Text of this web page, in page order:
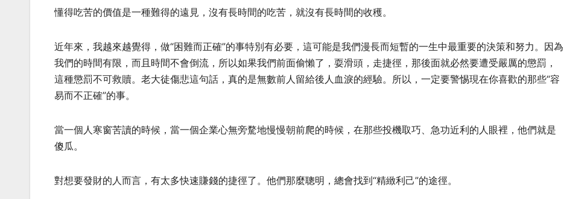
懂得吃苦的價值是一種難得的遠見，沒有長時間的吃苦，就沒有長時間的收穫。
近年來，我越來越覺得，做“困難而正確”的事特別有必要，這可能是我們漫長而短暫的一生中最重要的決策和努力。因為
我們的時間有限，而且時間不會倒流，所以如果我們前面偷懶了，耍滑頭，走捷徑，那後面就必然要遭受嚴厲的懲罰，
這種懲罰不可救贖。老大徒傷悲這句話，真的是無數前人留給後人血淚的經驗。所以，一定要警惕現在你喜歡的那些“容
易而不正確”的事。
當一個人寒窗苦讀的時候，當一個企業心無旁騖地慢慢朝前爬的時候，在那些投機取巧、急功近利的人眼裡，他們就是
傻瓜。
對想要發財的人而言，有太多快速賺錢的捷徑了。他們那麼聰明，總會找到“精緻利己”的途徑。